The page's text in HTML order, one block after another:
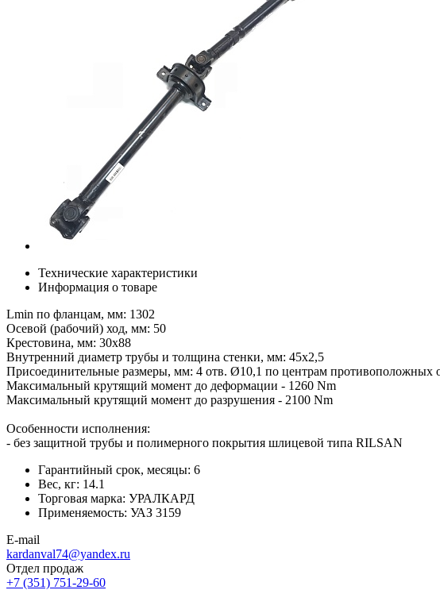
Технические характеристики
Информация о товаре
Lmin по фланцам, мм: 1302
Осевой (рабочий) ход, мм: 50
Крестовина, мм: 30х88
Внутренний диаметр трубы и толщина стенки, мм: 45х2,5
Присоединительные размеры, мм: 4 отв. Ø10,1 по центрам противоположных
Максимальный крутящий момент до деформации - 1260 Nm
Максимальный крутящий момент до разрушения - 2100 Nm
Особенности исполнения:
- без защитной трубы и полимерного покрытия шлицевой типа RILSAN
Гарантийный срок, месяцы: 6
Вес, кг: 14.1
Торговая марка: УРАЛКАРД
Применяемость: УАЗ 3159
E-mail
kardanval74@yandex.ru
Отдел продаж
+7 (351) 751-29-60